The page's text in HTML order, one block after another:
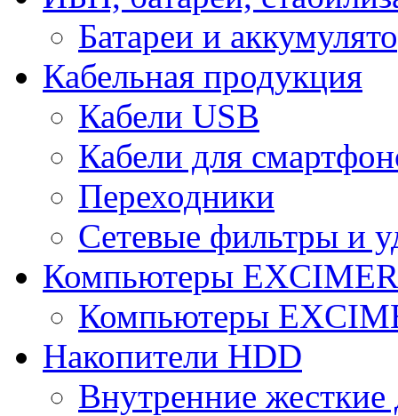
Батареи и
Кабельная продукция
Кабели USB
Кабели для
Переходники
Сетевые фильтры и
Компьютеры
Компьютеры
Накопители HDD
Внутренние